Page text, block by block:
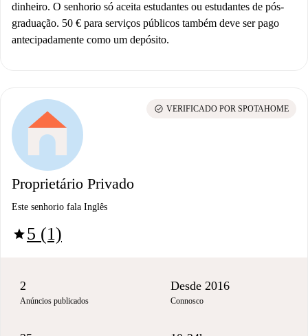
dinheiro. O senhorio só aceita estudantes ou estudantes de pós-
graduação. 50 € para serviços públicos também deve ser pago
antecipadamente como um depósito.
Proprietário Privado
Este senhorio fala Inglês
star5 (1)
check_circle VERIFICADO POR SPOTAHOME
2
Anúncios publicados
Desde 2016
Connosco